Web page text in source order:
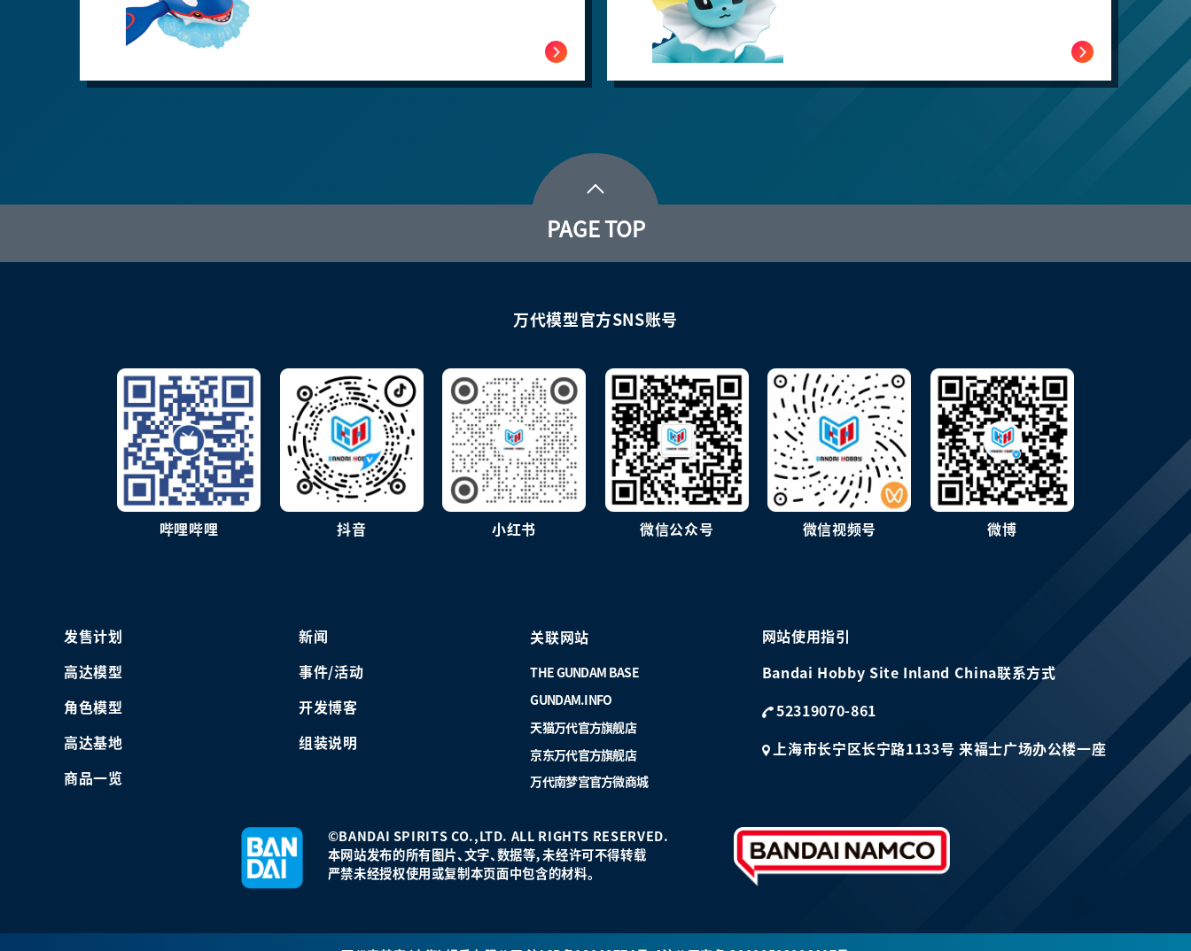
PAGE TOP
万代模型官方SNS账号
哔哩哔哩 抖音 小红书 微信公众号 微信视频号 微博
发售计划
高达模型
角色模型
高达基地
商品一览
新闻
事件/活动
开发博客
组装说明
关联网站
THE GUNDAM BASE
GUNDAM.INFO
天猫万代官方旗舰店
京东万代官方旗舰店
万代南梦宫官方微商城
网站使用指引
Bandai Hobby Site Inland China联系方式
52319070-861
上海市长宁区长宁路1133号 来福士广场办公楼一座
©BANDAI SPIRITS CO.,LTD. ALL RIGHTS RESERVED.
本网站发布的所有图片、文字、数据等，未经许可不得转载
严禁未经授权使用或复制本页面中包含的材料。